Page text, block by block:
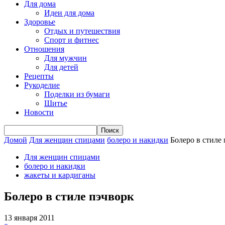
Для дома
Идеи для дома
Здоровье
Отдых и путешествия
Спорт и фитнес
Отношения
Для мужчин
Для детей
Рецепты
Рукоделие
Поделки из бумаги
Шитье
Новости
Домой Для женщин спицами болеро и накидки Болеро в стиле
Для женщин спицами
болеро и накидки
жакеты и кардиганы
Болеро в стиле пэчворк
13 января 2011